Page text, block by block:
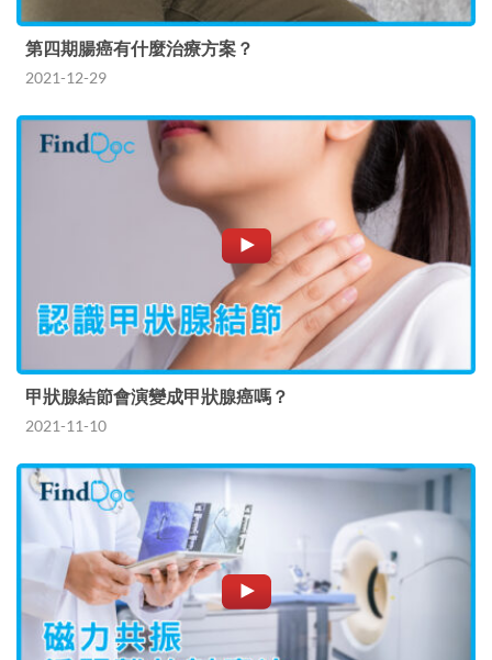
第四期腸癌有什麼治療方案？
2021-12-29
甲狀腺結節會演變成甲狀腺癌嗎？
2021-11-10